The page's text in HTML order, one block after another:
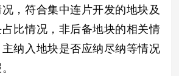
，符合集中连片开发的地块及
比情况，非后备地块的相关情
纳入地块是否应纳尽纳等情况